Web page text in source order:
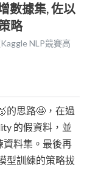
數據集, 佐以
略
NLP競賽高
的思路🤩，在過
的假資料，並
資料集。最後再
型訓練的策略拔